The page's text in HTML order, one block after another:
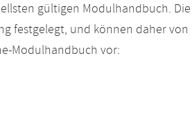
gültigen Modulhandbuch. Die
festgelegt, und können daher von
Modulhandbuch vor: